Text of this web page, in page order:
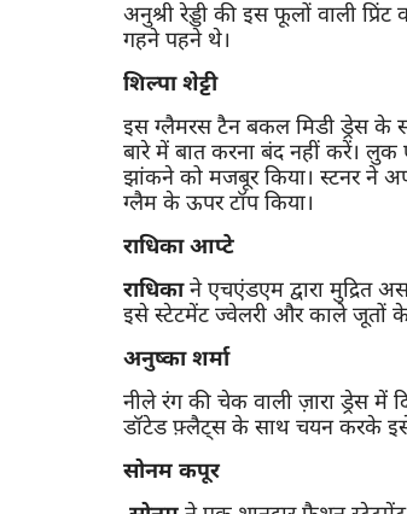
अनुश्री रेड्डी की इस फूलों वाली
गहने पहने थे।
शिल्पा शेट्टी
इस ग्लैमरस टैन बकल मिडी ड्रेस के
बारे में बात करना बंद नहीं करें।
झांकने को मजबूर किया। स्टनर
ग्लैम के ऊपर टॉप किया।
राधिका आप्टे
राधिकाने एचएंडएम द्वारा मुद्रित
इसे स्टेटमेंट ज्वेलरी और काले जूतों
अनुष्का शर्मा
नीले रंग की चेक वाली ज़ारा ड्रेस में
डॉटेड फ़्लैट्स के साथ चयन करके
सोनम कपूर